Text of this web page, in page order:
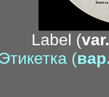
Label (
Этикетка (